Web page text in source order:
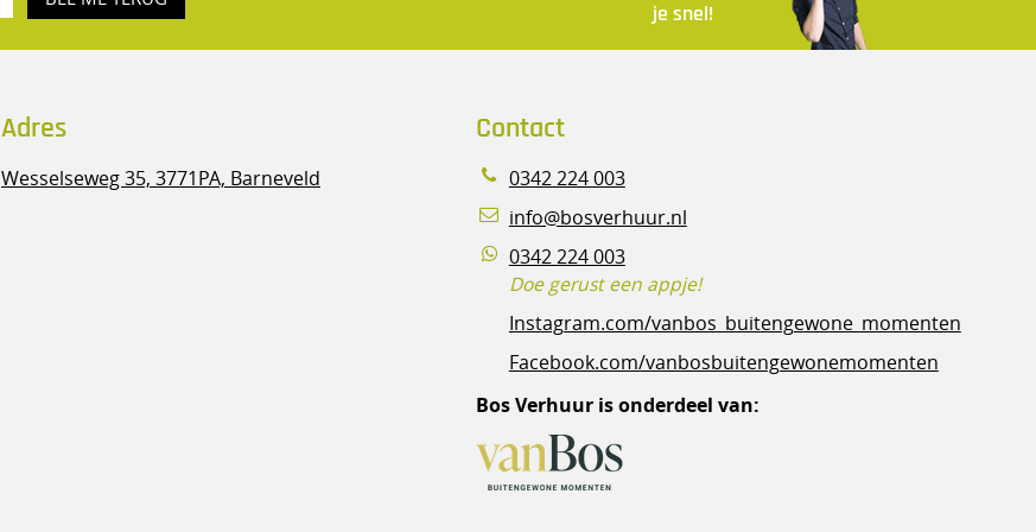
je snel!
Adres
Wesselseweg 35, 3771PA, Barneveld
Contact
0342 224 003
info@bosverhuur.nl
0342 224 003
Doe gerust een appje!
Instagram.com/vanbos_buitengewone_momenten
Facebook.com/vanbosbuitengewonemomenten
Bos Verhuur is onderdeel van: